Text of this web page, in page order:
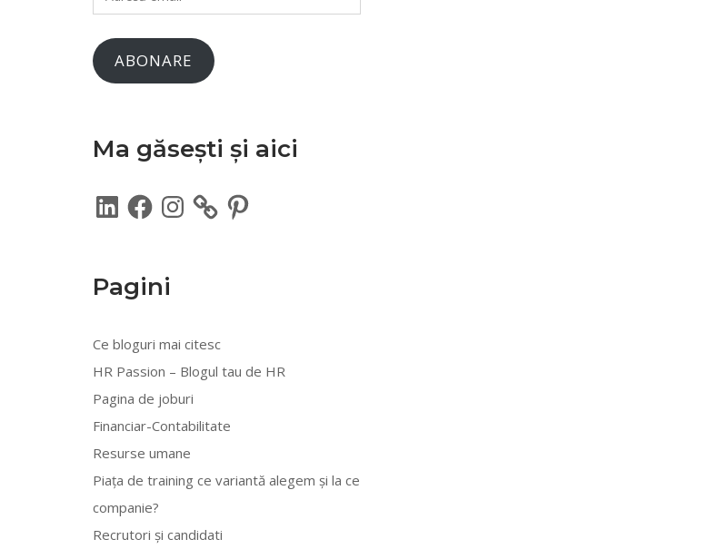
email
ABONARE
Ma găsești și aici
LinkedInFacebookInstagram Pinterest
Pagini
Ce bloguri mai citesc
HR Passion – Blogul tau de HR
Pagina de joburi
Financiar-Contabilitate
Resurse umane
Piața de training ce variantă alegem și la ce
companie?
Recrutori și candidati